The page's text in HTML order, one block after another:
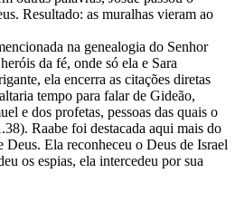
Resultado: as muralhas vieram ao
na genealogia do Senhor
da fé, onde só ela e Sara
ela encerra as citações diretas
tempo para falar de Gideão,
e dos profetas, pessoas das quais o
Raabe foi destacada aqui mais do
Deus. Ela reconheceu o Deus de Israel
os espias, ela intercedeu por sua